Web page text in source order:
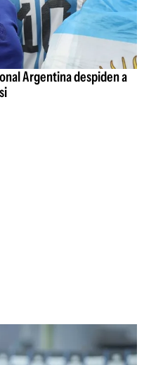
Argentina despiden a